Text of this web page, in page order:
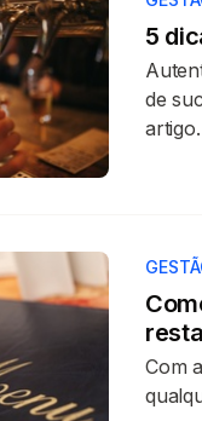
5
de
artigo.
Com